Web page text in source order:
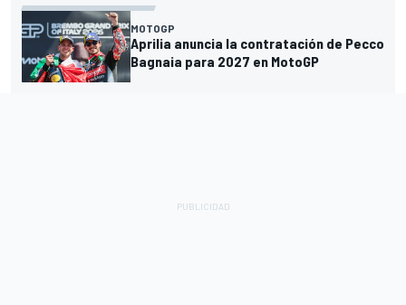
MOTOGP
Aprilia anuncia la contratación de Pecco
Bagnaia para 2027 en MotoGP